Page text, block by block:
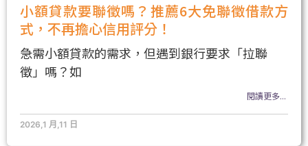
小額貸款要聯徵嗎？推薦6大免聯徵借款方
式，不再擔心信用評分！
急需小額貸款的需求，但遇到銀行要求「拉聯
徵」嗎？如
閱讀更多...
2026,1 月,11 日